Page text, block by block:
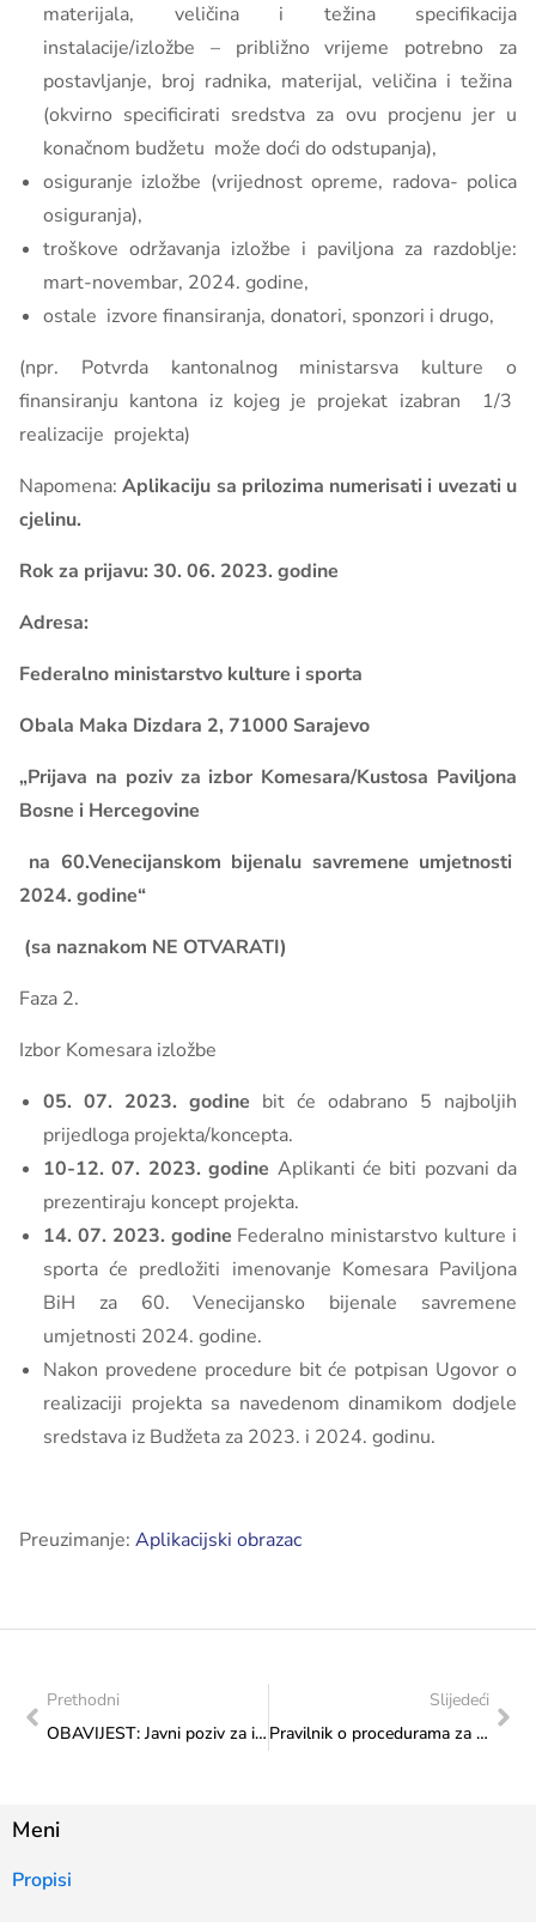
materijala, veličina i težina specifikacija
instalacije/izložbe – približno vrijeme potrebno za
postavljanje, broj radnika, materijal, veličina i težina
(okvirno specificirati sredstva za ovu procjenu jer u
konačnom budžetu može doći do odstupanja),
osiguranje izložbe (vrijednost opreme, radova- polica
osiguranja),
troškove održavanja izložbe i paviljona za razdoblje:
mart-novembar, 2024. godine,
ostale izvore finansiranja, donatori, sponzori i drugo,
(npr. Potvrda kantonalnog ministarsva kulture o
finansiranju kantona iz kojeg je projekat izabran 1/3
realizacije projekta)
Napomena:Aplikaciju sa prilozima numerisati i uvezati u
cjelinu.
Rok za prijavu: 30. 06. 2023. godine
Adresa:
Federalno ministarstvo kulture i sporta
Obala Maka Dizdara 2, 71000 Sarajevo
„Prijava na poziv za izbor Komesara/Kustosa Paviljona
Bosne i Hercegovine
na 60.Venecijanskom bijenalu savremene umjetnosti
2024. godine“
(sa naznakom NE OTVARATI)
Faza 2.
Izbor Komesara izložbe
05. 07. 2023. godine bit će odabrano 5 najboljih
prijedloga projekta/koncepta.
10-12. 07. 2023. godine Aplikanti će biti pozvani da
prezentiraju koncept projekta.
14. 07. 2023. godine Federalno ministarstvo kulture i
sporta će predložiti imenovanje Komesara Paviljona
BiH za 60.Venecijansko bijenale savremene
umjetnosti 2024. godine.
Nakon provedene procedure bit će potpisan Ugovor o
realizaciji projekta sa navedenom dinamikom dodjele
sredstava iz Budžeta za 2023. i 2024. godinu.
Preuzimanje: Aplikacijski obrazac
Prethodni
OBAVIJEST: Javni poziv za izbor Komesara/Kustosa Paviljona Bosne i Hercegovine 60. Bijenala savremene umjetnosti u Veneciji 2024. godine
Slijedeći
Pravilnik o procedurama za izbor korisnika sredstava po Javnom pozivu u oblasti kulturno-povijesnog nasljeđa, kulture, športa i mladih za 2023. godinu
Meni
Propisi